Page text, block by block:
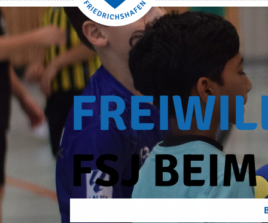
Previous